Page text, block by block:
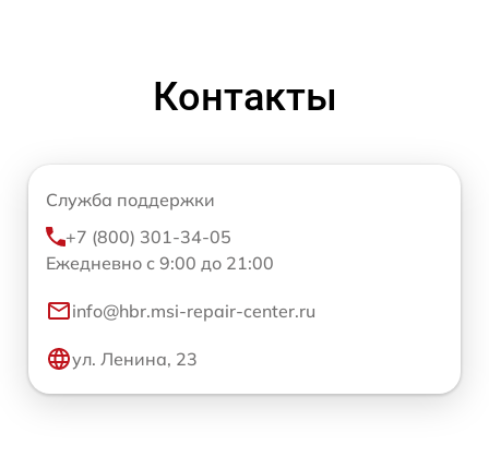
Контакты
Служба поддержки
+7 (800) 301-34-05
Ежедневно с 9:00 до 21:00
info@hbr.msi-repair-center.ru
ул. Ленина, 23